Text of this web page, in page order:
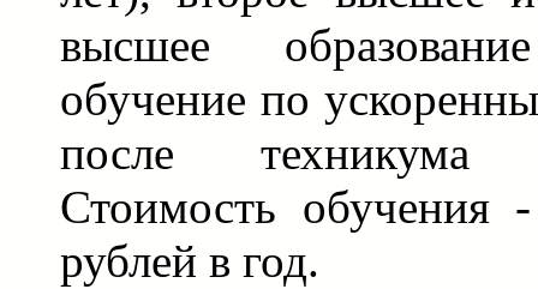
высшее
обучение по
после
Стоимость
рублей в год.